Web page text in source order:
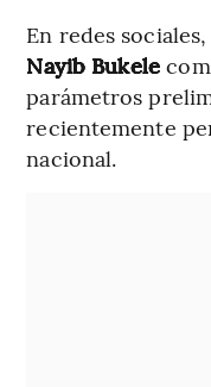
En redes
Nayib Bukele
parámetros
recientemente
nacional.